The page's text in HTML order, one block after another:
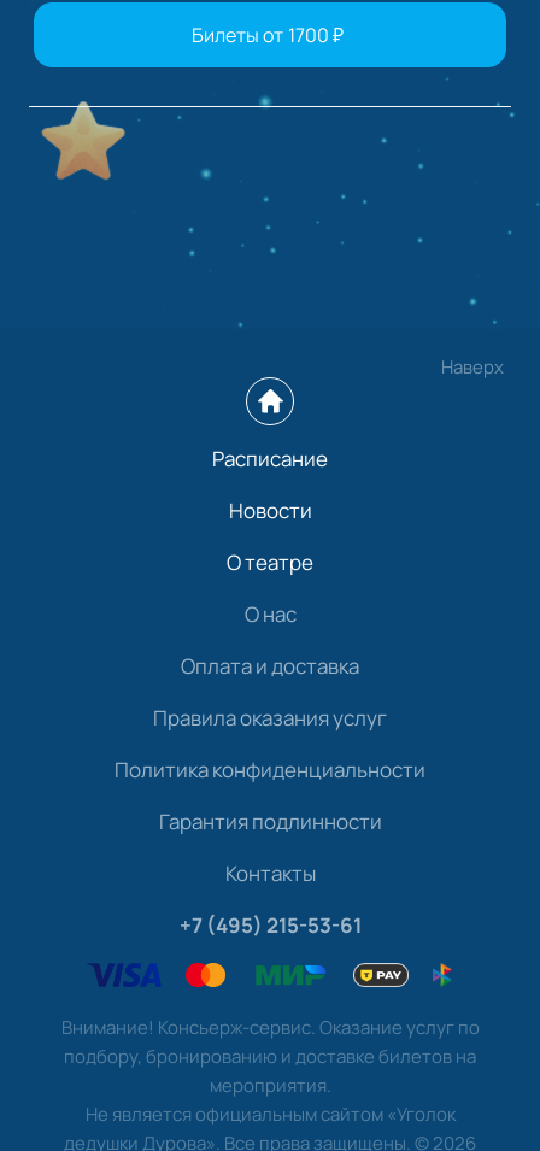
Билеты от 1700₽
Наверх
Расписание
Новости
О театре
О нас
Оплата и доставка
Правила оказания услуг
Политика конфиденциальности
Гарантия подлинности
Контакты
+7 (495) 215-53-61
Внимание! Консьерж-сервис. Оказание услуг по
подбору, бронированию и доставке билетов на
мероприятия.
Не является официальным сайтом «Уголок
дедушки Дурова». Все права защищены.©2026